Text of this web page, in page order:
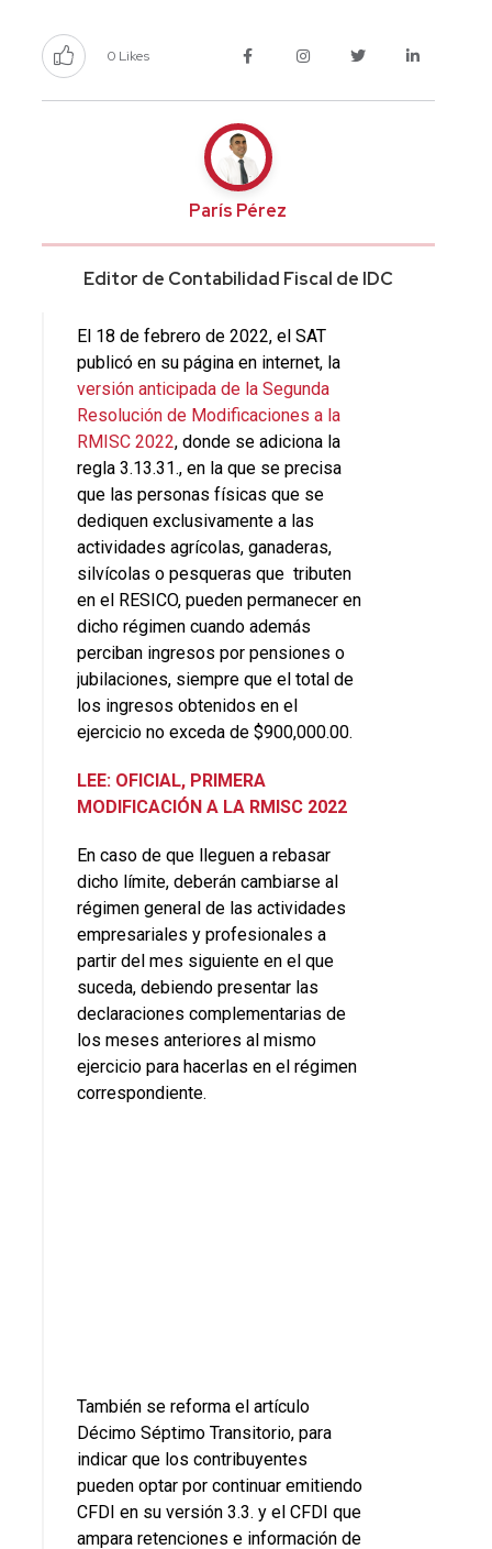
0 Likes
París Pérez
Editor de Contabilidad Fiscal de IDC
El 18 de febrero de 2022, el SAT
publicó en su página en internet, la
versión anticipada de la Segunda
Resolución de Modificaciones a la
RMISC 2022, donde se adiciona la
regla 3.13.31., en la que se precisa
que las personas físicas que se
dediquen exclusivamente a las
actividades agrícolas, ganaderas,
silvícolas o pesqueras que tributen
en el RESICO, pueden permanecer en
dicho régimen cuando además
perciban ingresos por pensiones o
jubilaciones, siempre que el total de
los ingresos obtenidos en el
ejercicio no exceda de $900,000.00.
LEE: OFICIAL, PRIMERA
MODIFICACIÓN A LA RMISC 2022
En caso de que lleguen a rebasar
dicho límite, deberán cambiarse al
régimen general de las actividades
empresariales y profesionales a
partir del mes siguiente en el que
suceda, debiendo presentar las
declaraciones complementarias de
los meses anteriores al mismo
ejercicio para hacerlas en el régimen
correspondiente.
También se reforma el artículo
Décimo Séptimo Transitorio, para
indicar que los contribuyentes
pueden optar por continuar emitiendo
CFDI en su versión 3.3. y el CFDI que
ampara retenciones e información de